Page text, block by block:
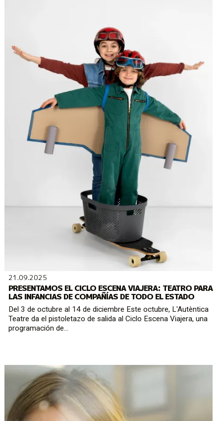
21.09.2025
PRESENTAMOS EL CICLO ESCENA VIAJERA: TEATRO PARA
LAS INFANCIAS DE COMPAÑÍAS DE TODO EL ESTADO
Del 3 de octubre al 14 de diciembre Este octubre, L'Autèntica
Teatre da el pistoletazo de salida al Ciclo Escena Viajera, una
programación de...